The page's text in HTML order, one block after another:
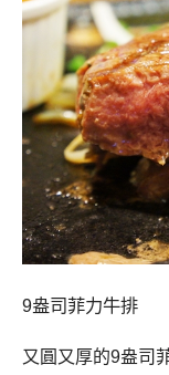
9盎司菲力牛排
又圓又厚的9盎司